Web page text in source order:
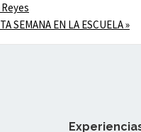
SEMANA EN LA ESCUELA»